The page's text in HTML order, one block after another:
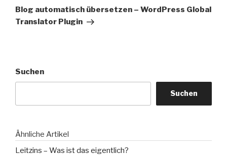
Beitrag
Blog automatisch übersetzen – WordPress Global
Translator Plugin
Suchen
Suchen
Ähnliche Artikel
Leitzins – Was ist das eigentlich?